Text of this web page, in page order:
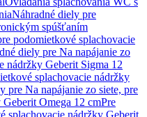
Náhradné diely pre
spúšťaním
podomietkové splachovacie
diely pre Na napájanie zo
nádržky Geberit Sigma 12
splachovacie nádržky
pre Na napájanie zo siete, pre
Omega 12 cmPre
splachovacie nádržky Geberit